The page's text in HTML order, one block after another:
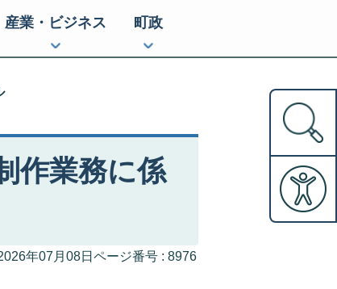
産業・ビジネス 町政
作業務に係
年07月08日 ページ番号 : 8976